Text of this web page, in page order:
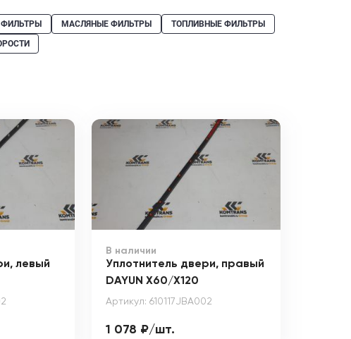
МАСЛЯНЫЕ ФИЛЬТРЫ
ТОПЛИВНЫЕ ФИЛЬТРЫ
левый
В наличии
Уплотнитель двери, правый
DAYUN X60/X120
Артикул: 610117JBA002
1 078 ₽/шт.